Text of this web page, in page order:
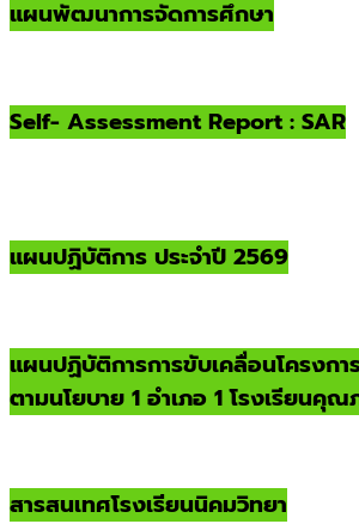
แผนพัฒนาการจัดการศึกษา
Self- Assessment Report : SAR
แผนปฏิบัติการ ประจำปี 2569
แผนปฏิบัติการการขับเคลื่อนโครงก
ตามนโยบาย 1 อำเภอ 1 โรงเรียนคุ
สารสนเทศโรงเรียนนิคมวิทยา